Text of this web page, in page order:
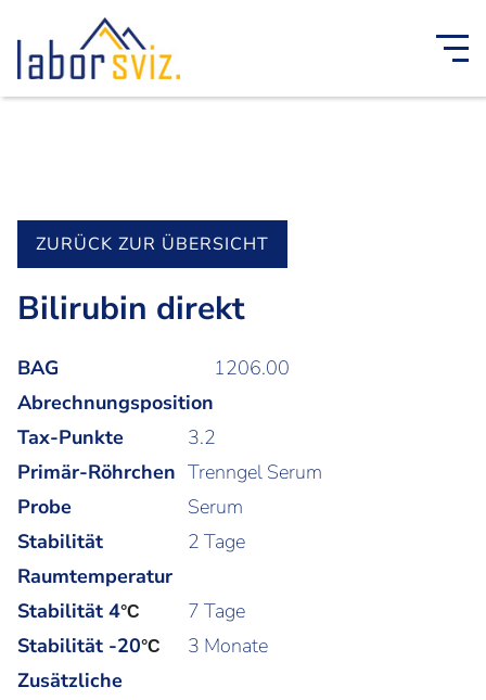
ZURÜCK ZUR ÜBERSICHT
Bilirubin direkt
BAG
Abrechnungsposition
1206.00
Tax-Punkte
3.2
Primär-Röhrchen Trenngel Serum
Probe
Serum
Stabilität
Raumtemperatur
2 Tage
Stabilität 4°C
7 Tage
Stabilität -20°C
3 Monate
Zusätzliche